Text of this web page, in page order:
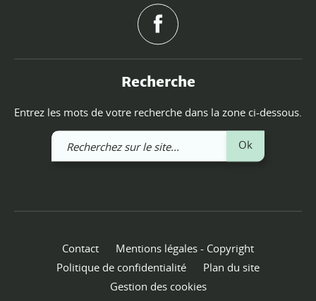
Recherche
Entrez les mots de votre recherche dans la zone ci-dessous.
Recherchez
sur
Ok
Contact
Mentions légales - Copyright
Politique de confidentialité
Plan du site
Gestion des cookies